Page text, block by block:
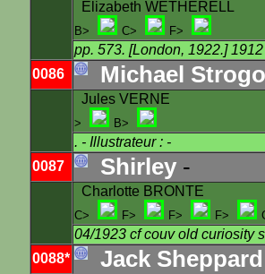
Elizabeth WETHERELL
B> C> F>
pp. 573. [London, 1922.]
0086
Michael
Jules VERNE
> B>
. - Illustrateur : -
0087
Shirley -
Charlotte BRONTE
C> F> F> F>
04/1923 cf couv old curiosity
0088*
Jack Sheppard